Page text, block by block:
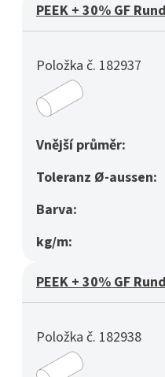
PEEK + 30% GF
Položka č. 182937
Vnější průměr:
Toleranz Ø-aussen:
Barva:
kg/m:
PEEK + 30% GF
Položka č. 182938